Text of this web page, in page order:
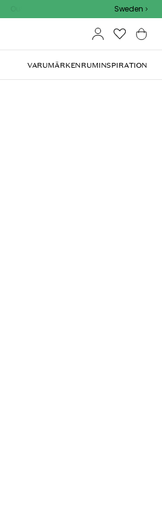
Outdoor Sale - 15% EXTRA rabatt med kod
Sweden
VARUMÄRKENRUMINSPIRATION